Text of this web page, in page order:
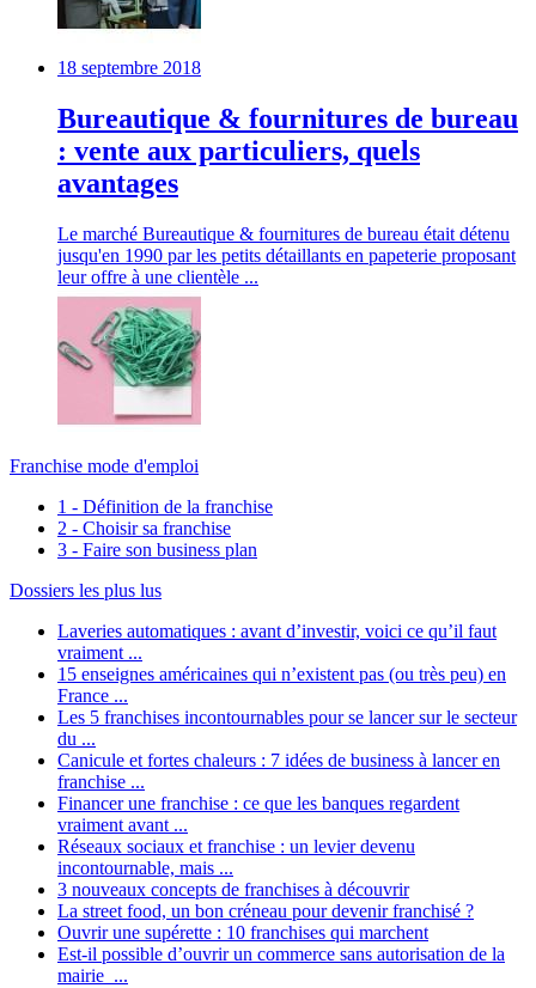
18 septembre 2018
Bureautique & fournitures de bureau
: vente aux particuliers, quels
avantages
Le marché Bureautique & fournitures de bureau était détenu
jusqu'en 1990 par les petits détaillants en papeterie proposant
leur offre à une clientèle ...
Franchise mode d'emploi
1 - Définition de la franchise
2 - Choisir sa franchise
3 - Faire son business plan
Dossiers les plus lus
Laveries automatiques : avant d’investir, voici ce qu’il faut
vraiment ...
15 enseignes américaines qui n’existent pas (ou très peu) en
France ...
Les 5 franchises incontournables pour se lancer sur le secteur
du ...
Canicule et fortes chaleurs : 7 idées de business à lancer en
franchise ...
Financer une franchise : ce que les banques regardent
vraiment avant ...
Réseaux sociaux et franchise : un levier devenu
incontournable, mais ...
3 nouveaux concepts de franchises à découvrir
La street food, un bon créneau pour devenir franchisé ?
Ouvrir une supérette : 10 franchises qui marchent
Est-il possible d’ouvrir un commerce sans autorisation de la
mairie ...